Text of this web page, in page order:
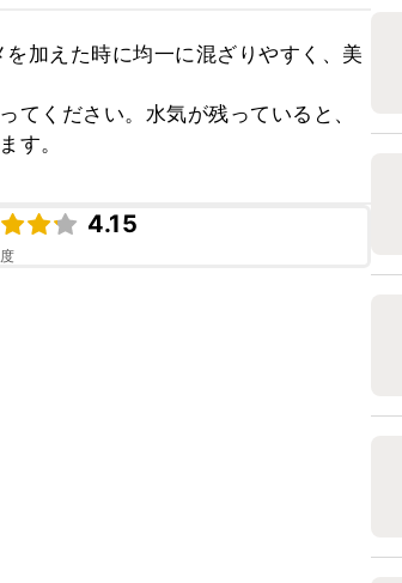
加えた時に均一に混ざりやすく、美
てください。水気が残っていると、
す。
4.15